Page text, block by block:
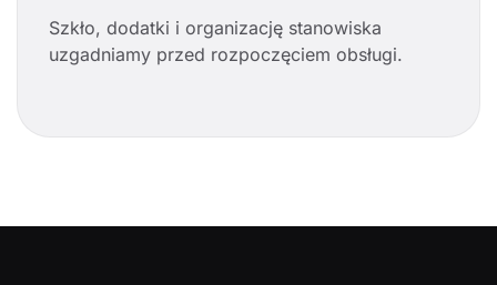
Szkło, dodatki i organizację stanowiska
uzgadniamy przed rozpoczęciem obsługi.